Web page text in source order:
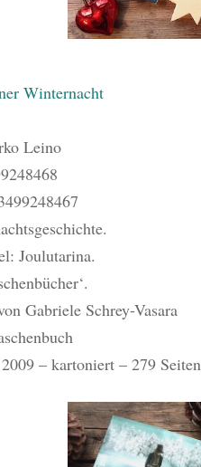
Winternacht
Leino
Joulutarina.
Gabriele Schrey-Vasara
– kartoniert – 279 Seiten